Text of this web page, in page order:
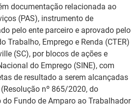
documentação relacionada ao
(PAS), instrumento de
pelo ente parceiro e aprovado pelo
Trabalho, Emprego e Renda (CTER)
(SC), por blocos de ações e
do Emprego (SINE), com
de resultado a serem alcançadas
nº 865/2020, do
do Fundo de Amparo ao Trabalhador